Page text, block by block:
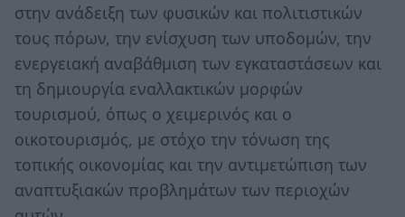
στην ανάδειξη των φυσικών και πολιτιστικών
τους πόρων, την ενίσχυση των υποδομών, την
ενεργειακή αναβάθμιση των εγκαταστάσεων και
τη δημιουργία εναλλακτικών μορφών
τουρισμού, όπως ο χειμερινός και ο
οικοτουρισμός, με στόχο την τόνωση της
τοπικής οικονομίας και την αντιμετώπιση των
αναπτυξιακών προβλημάτων των περιοχών